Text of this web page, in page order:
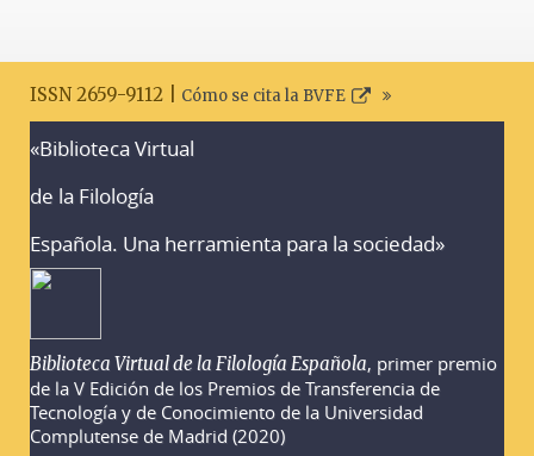
ISSN 2659-9112 | Cómo se cita la BVFE
«Biblioteca Virtual
de la Filología
Española. Una herramienta para la sociedad»
Biblioteca Virtual de la Filología Española, primer premio
de la V Edición de los Premios de Transferencia de
Tecnología y de Conocimiento de la Universidad
Complutense de Madrid (2020)